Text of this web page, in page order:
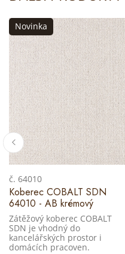
Novinka
č. 64010
Koberec COBALT SDN
64010 - AB krémový
Zátěžový koberec COBALT
SDN je vhodný do
kancelářských prostor i
domácích pracoven.